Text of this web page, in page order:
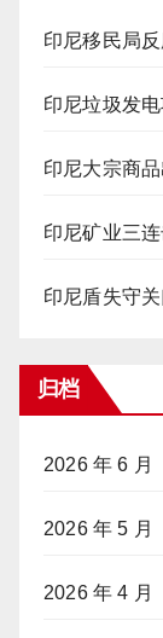
印尼移民局
印尼垃圾发
印尼大宗商
印尼矿业三
印尼盾失守
归档
2026 年 6 月
2026 年 5 月
2026 年 4 月